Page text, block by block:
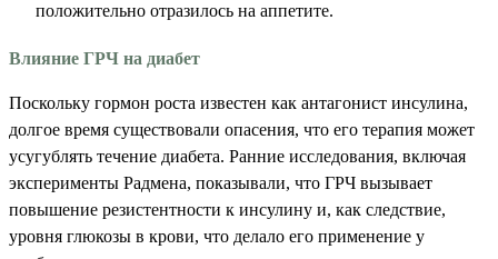
положительно отразилось на аппетите.
Влияние ГРЧ на диабет
Поскольку гормон роста известен как антагонист инсулина,
долгое время существовали опасения, что его терапия может
усугублять течение диабета. Ранние исследования, включая
эксперименты Радмена, показывали, что ГРЧ вызывает
повышение резистентности к инсулину и, как следствие,
уровня глюкозы в крови, что делало его применение у